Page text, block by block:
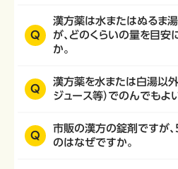
Q
漢方薬は水またはぬるま
が、どのくらいの量を目安
か。
Q
漢方薬を水または白湯以外
ジュース等）でのんでもよ
Q
市販の漢方の錠剤ですが
のはなぜですか。